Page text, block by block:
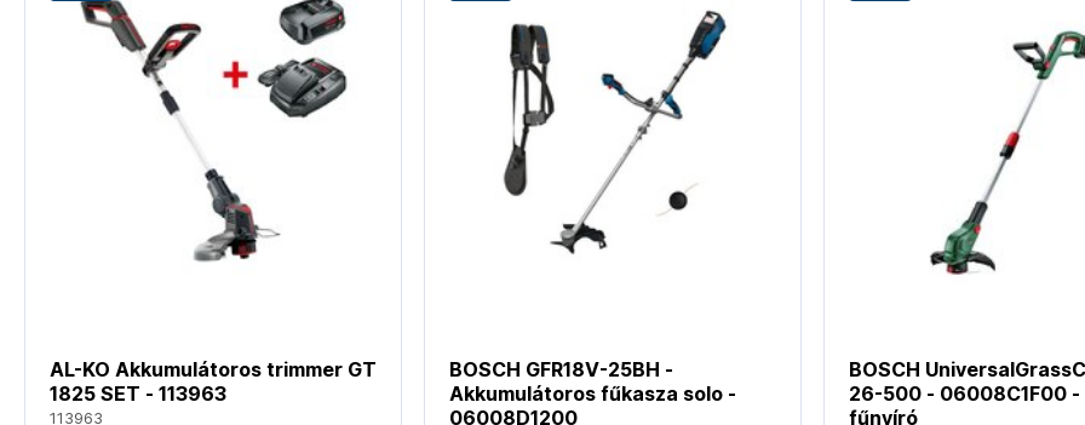
AL-KO Akkumulátoros trimmer GT
1825 SET - 113963
113963
BOSCH GFR18V-25BH -
Akkumulátoros fűkasza solo -
06008D1200
BOSCH
26-500 - 06008C1F00 -
fűnyíró